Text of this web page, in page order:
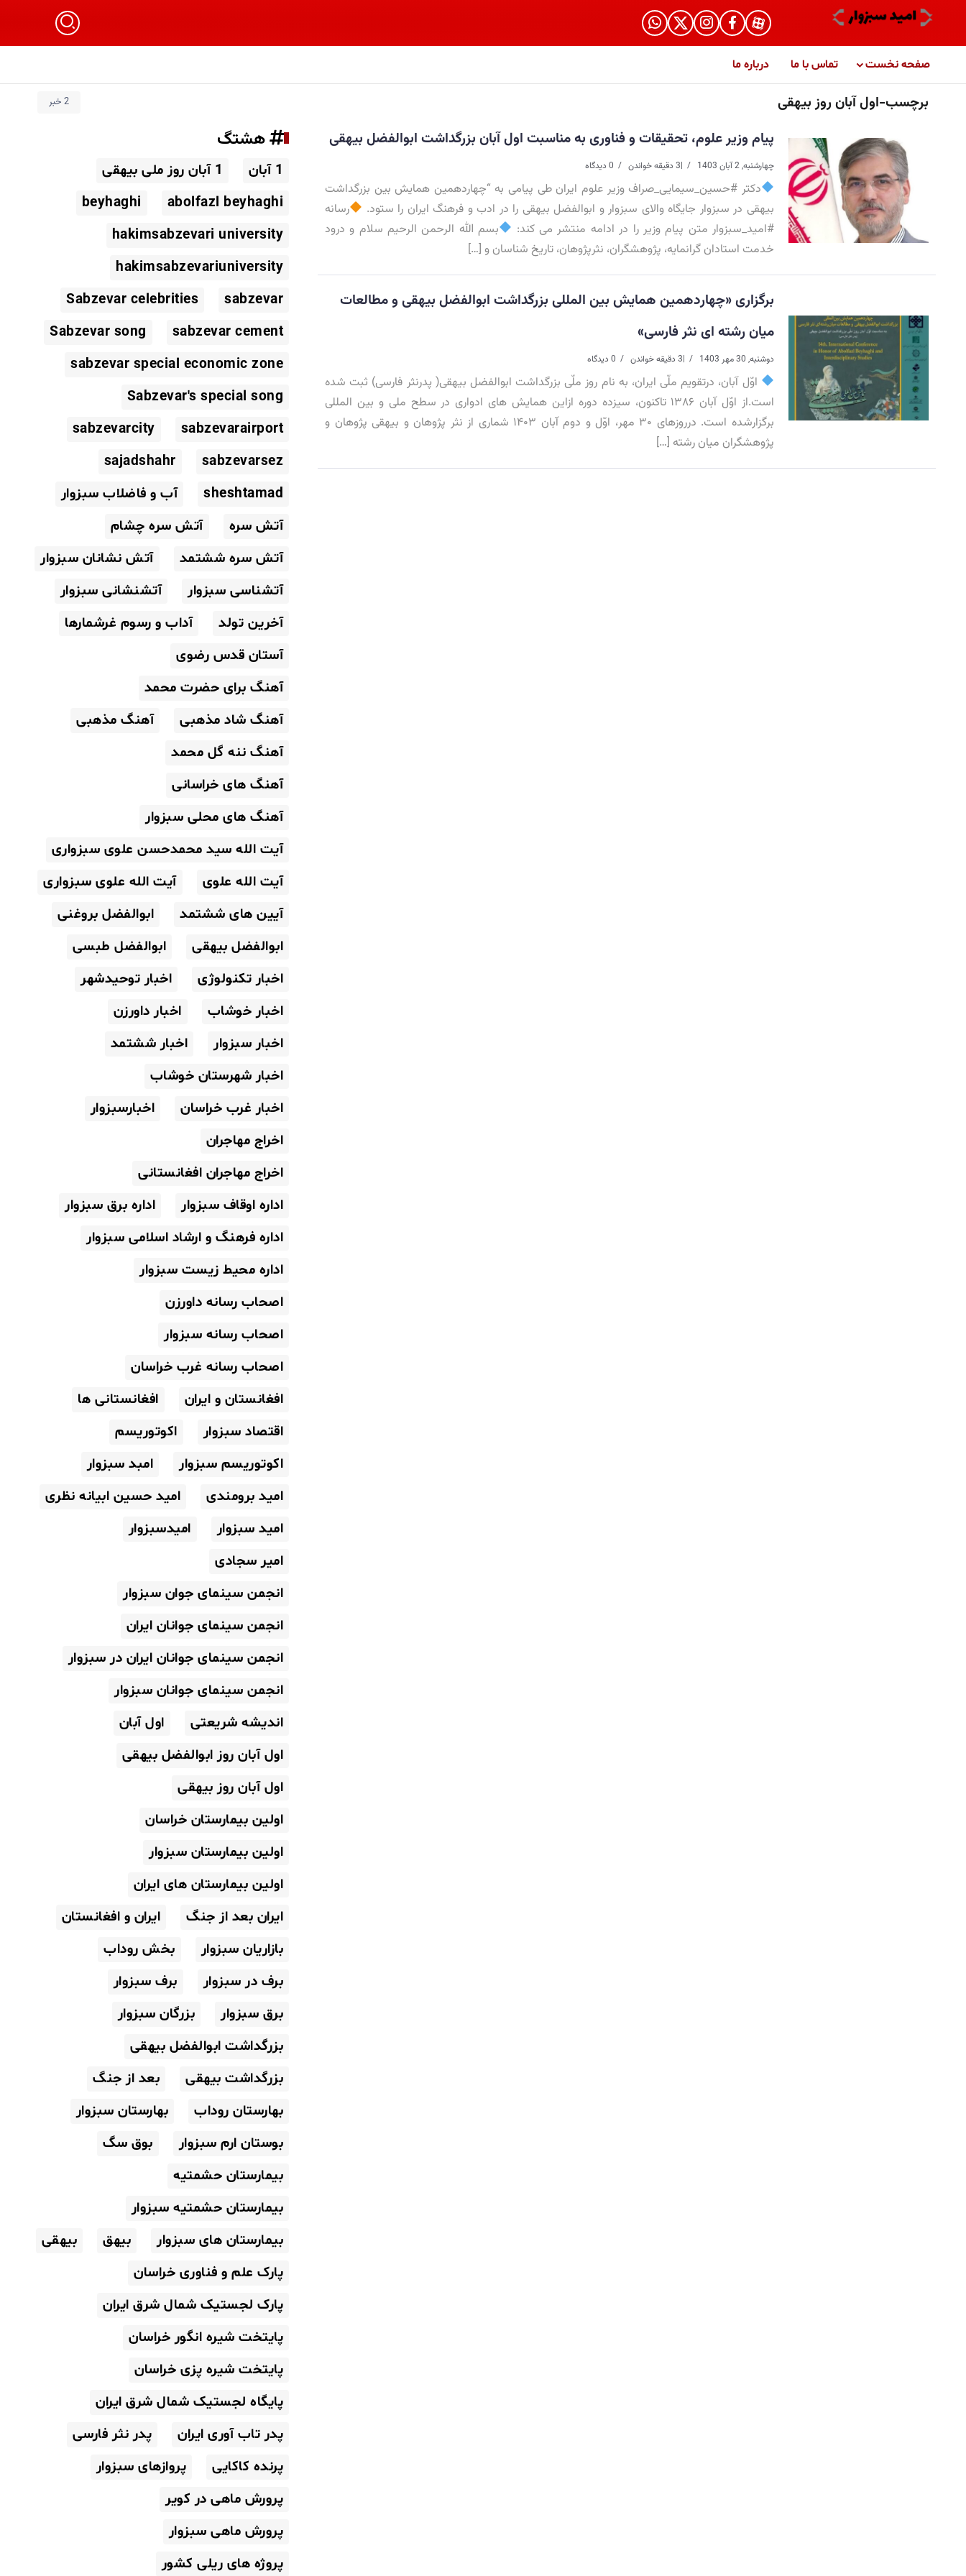
صفحه نخست تماس با ما درباره ما
برچسب-اول آبان روز بیهقی 2 خبر
پیام وزیر علوم، تحقیقات و فناوری به مناسبت اول آبان بزرگداشت ابوالفضل بیهقی
چهارشنبه, 2 آبان 1403 |3 دقیقه خواندن 0 دیدگاه
دکتر #حسین_سیمایی_صراف وزیر علوم ایران طی پیامی به “چهاردهمین همایش بین بزرگداشت
بیهقی در سبزوار جایگاه والای سبزوار و ابوالفضل بیهقی را در ادب و فرهنگ ایران را ستود.
رسانه
#امید_سبزوار متن پیام وزیر را در ادامه منتشر می کند:
بسم الله الرحمن الرحیم سلام و درود
خدمت استادان گرانمایه، پژوهشگران، نثرپژوهان، تاریخ شناسان و […]
برگزاری «چهاردهمین همایش بین المللی بزرگداشت ابوالفضل بیهقی و مطالعات
میان رشته ای نثر فارسی»
دوشنبه, 30 مهر 1403 |3 دقیقه خواندن 0 دیدگاه
اوّل آبان، درتقویم ملّی ایران، به نام روز ملّی بزرگداشت ابوالفضل بیهقی( پدرنثر فارسی) ثبت شده
است.از اوّل آبان ۱۳۸۶ تاکنون، سیزده دوره ازاین همایش های ادواری در سطح ملی و بین المللی
برگزارشده است. درروزهای ۳۰ مهر، اوّل و دوم آبان ۱۴۰۳ شماری از نثر پژوهان و بیهقی پژوهان و
پژوهشگران میان رشته […]
هشتگ
1 آبان
1 آبان روز ملی بیهقی
abolfazl beyhaghi
beyhaghi
hakimsabzevari university
hakimsabzevariuniversity
sabzevar
Sabzevar celebrities
sabzevar cement
Sabzevar song
sabzevar special economic zone
Sabzevar's special song
sabzevarairport
sabzevarcity
sabzevarsez
sajadshahr
sheshtamad
آب و فاضلاب سبزوار
آتش سره
آتش سره چشام
آتش سره ششتمد
آتش نشانان سبزوار
آتشناسی سبزوار
آتشنشانی سبزوار
آخرین تولد
آداب و رسوم غرشمارها
آستان قدس رضوی
آهنگ برای حضرت محمد
آهنگ شاد مذهبی
آهنگ مذهبی
آهنگ ننه گل محمد
آهنگ های خراسانی
آهنگ های محلی سبزوار
آیت الله سید محمدحسن علوی سبزواری
آیت الله علوی
آیت الله علوی سبزواری
آیین های ششتمد
ابوالفضل بروغنی
ابوالفضل بیهقی
ابوالفضل طبسی
اخبار تکنولوژی
اخبار توحیدشهر
اخبار خوشاب
اخبار داورزن
اخبار سبزوار
اخبار ششتمد
اخبار شهرستان خوشاب
اخبار غرب خراسان
اخبارسبزوار
اخراج مهاجران
اخراج مهاجران افغانستانی
اداره اوقاف سبزوار
اداره برق سبزوار
اداره فرهنگ و ارشاد اسلامی سبزوار
اداره محیط زیست سبزوار
اصحاب رسانه داورزن
اصحاب رسانه سبزوار
اصحاب رسانه غرب خراسان
افغانستان و ایران
افغانستانی ها
اقتصاد سبزوار
اکوتوریسم
اکوتوریسم سبزوار
امبد سبزوار
امید برومندی
امید حسین ابیانه نظری
امید سبزوار
امیدسبزوار
امیر سجادی
انجمن سینمای جوان سبزوار
انجمن سینمای جوانان ایران
انجمن سینمای جوانان ایران در سبزوار
انجمن سینمای جوانان سبزوار
اندیشه شریعتی
اول آبان
اول آبان روز ابوالفضل بیهقی
اول آبان روز بیهقی
اولین بیمارستان خراسان
اولین بیمارستان سبزوار
اولین بیمارستان های ایران
ایران بعد از جنگ
ایران و افغانستان
بازاریان سبزوار
بخش روداب
برف در سبزوار
برف سبزوار
برق سبزوار
بزرگان سبزوار
بزرگداشت ابوالفضل بیهقی
بزرگداشت بیهقی
بعد از جنگ
بهارستان روداب
بهارستان سبزوار
بوستان ارم سبزوار
بوق سگ
بیمارستان حشمتیه
بیمارستان حشمتیه سبزوار
بیمارستان های سبزوار
بیهق
بیهقی
پارک علم و فناوری خراسان
پارک لجستیک شمال شرق ایران
پایتخت شیره انگور خراسان
پایتخت شیره پزی خراسان
پایگاه لجستیک شمال شرق ایران
پدر تاب آوری ایران
پدر نثر فارسی
پرنده کاکایی
پروازهای سبزوار
پرورش ماهی در کویر
پرورش ماهی سبزوار
پروژه های ریلی کشور